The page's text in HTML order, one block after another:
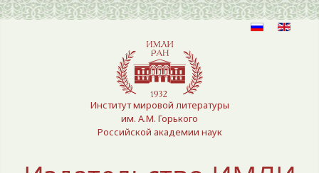
Выберите язык
Институт мировой литературы
им. А.М. Горького
Российской академии наук